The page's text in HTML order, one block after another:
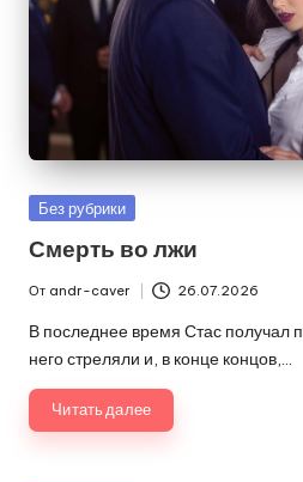
Опубликовано
Без рубрики
Смерть во лжи
от
От andr-caver 26.07.2026
В последнее время Стас получал
него стреляли и, в конце концов,…
Читать далее